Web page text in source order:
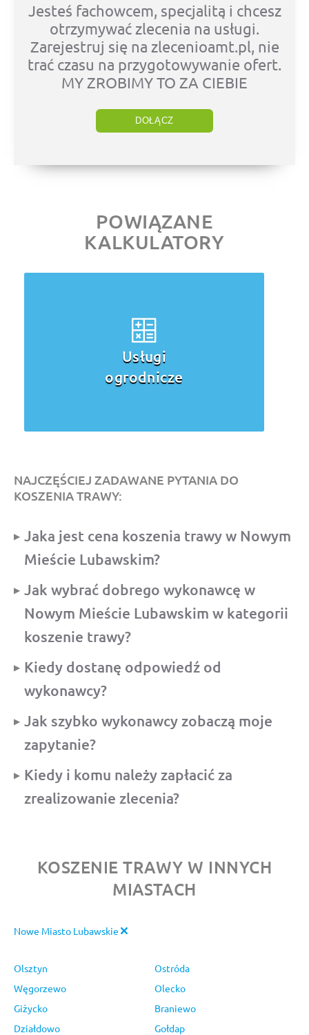
Jesteś fachowcem, specjalitą i chcesz
otrzymywać zlecenia na usługi.
Zarejestruj się na zlecenioamt.pl, nie
trać czasu na przygotowywanie ofert.
MY ZROBIMY TO ZA CIEBIE
DOŁĄCZ
POWIĄZANE
KALKULATORY
Pielęgnacja
trawnika
NAJCZĘŚCIEJ ZADAWANE PYTANIA DO
KOSZENIA TRAWY:
Jaka jest cena koszenia trawy w Nowym
Mieście Lubawskim?
Jak wybrać dobrego wykonawcę w
Nowym Mieście Lubawskim w kategorii
koszenie trawy?
Kiedy dostanę odpowiedź od
wykonawcy?
Jak szybko wykonawcy zobaczą moje
zapytanie?
Kiedy i komu należy zapłacić za
zrealizowanie zlecenia?
KOSZENIE TRAWY W INNYCH
MIASTACH
Nowe Miasto Lubawskie
Olsztyn
Ostróda
Węgorzewo
Olecko
Giżycko
Braniewo
Działdowo
Gołdap